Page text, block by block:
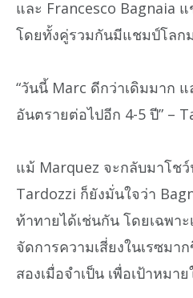
และ Francesco Bagnaia
โดยทั้งคู่รวมกันมีแชมป์โลก
“วันนี้ Marc ดีกว่าเดิมมาก
อันตรายต่อไปอีก 4-5 ปี” –
แม้ Marquez จะกลับมาโช
Tardozzi ก็ยังมั่นใจว่า
ท้าทายได้เช่นกัน โดยเฉพา
จัดการความเสี่ยงในเรซม
สองเมื่อจำเป็น เพื่อเป้าหม